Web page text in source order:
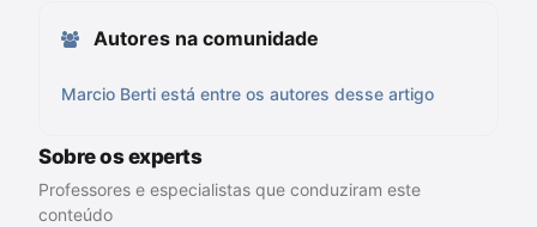
Autores na comunidade
Marcio Berti está entre os autores desse artigo
Sobre os experts
Professores e especialistas que conduziram este
conteúdo